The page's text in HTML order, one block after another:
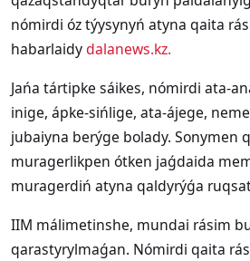
nómirdi óz týysynyń atyna qaita
habarlaidydalanews.kz.
Jańa tártipke sáikes, nómirdi ata-
inige, ápke-sińlige, ata-ájege,
jubaiyna berýge bolady. Sonymen
muragerlikpen ótken jaǵdaida
muragerdiń atyna qaldyrýǵa
IIM málimetinshe, mundai rásim
qarastyrylmaǵan. Nómirdi qaita